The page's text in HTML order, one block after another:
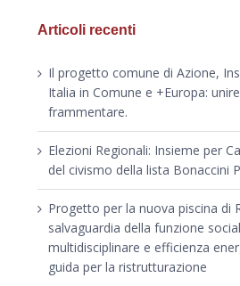
Articoli recenti
Il progetto comune di Azione,
Italia in Comune e +Europa:
frammentare.
Elezioni Regionali: Insieme per
del civismo della lista Bonaccini
Progetto per la nuova piscina di
salvaguardia della funzione
multidisciplinare e efficienza
guida per la ristrutturazione